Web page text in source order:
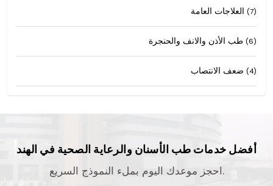
(7)
(6)
(4)
أفضل خدمات طب الأسنان والرعاية الصحية في الهند
احجز موعدك اليوم بملء النموذج السريع.